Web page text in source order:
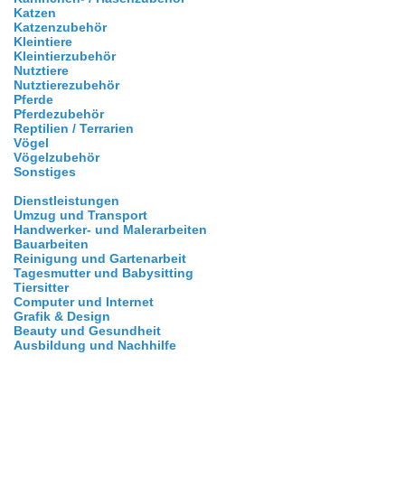
Katzen
Katzenzubehör
Kleintiere
Kleintierzubehör
Nutztiere
Nutztierezubehör
Pferde
Pferdezubehör
Reptilien / Terrarien
Vögel
Vögelzubehör
Sonstiges
Dienstleistungen
Umzug und Transport
Handwerker- und Malerarbeiten
Bauarbeiten
Reinigung und Gartenarbeit
Tagesmutter und Babysitting
Tiersitter
Computer und Internet
Grafik & Design
Beauty und Gesundheit
Ausbildung und Nachhilfe